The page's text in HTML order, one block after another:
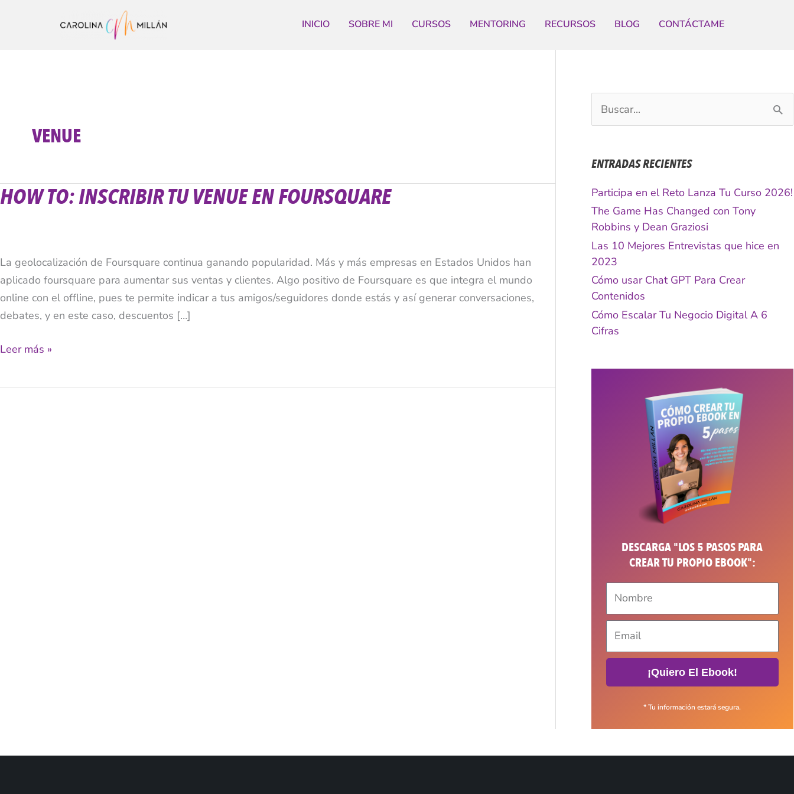
INICIO SOBRE MI CURSOS MENTORING RECURSOS BLOG CONTÁCTAME
VENUE
HOW TO: INSCRIBIR TU VENUE EN FOURSQUARE
La geolocalización de Foursquare continua ganando popularidad. Más y más empresas en Estados Unidos han
aplicado foursquare para aumentar sus ventas y clientes. Algo positivo de Foursquare es que integra el mundo
online con el offline, pues te permite indicar a tus amigos/seguidores donde estás y así generar conversaciones,
debates, y en este caso, descuentos […]
How
Venue
en
Foursquare
Leer más »
u
c
r
p
o
:
ENTRADAS RECIENTES
Participa en el Reto Lanza Tu Curso 2026!
The Game Has Changed con Tony
Robbins y Dean Graziosi
Las 10 Mejores Entrevistas que hice en
2023
Cómo usar Chat GPT Para Crear
Contenidos
Cómo Escalar Tu Negocio Digital A 6
Cifras
DESCARGA "LOS 5 PASOS PARA
CREAR TU PROPIO EBOOK":
¡Quiero El Ebook!
* Tu información estará segura.